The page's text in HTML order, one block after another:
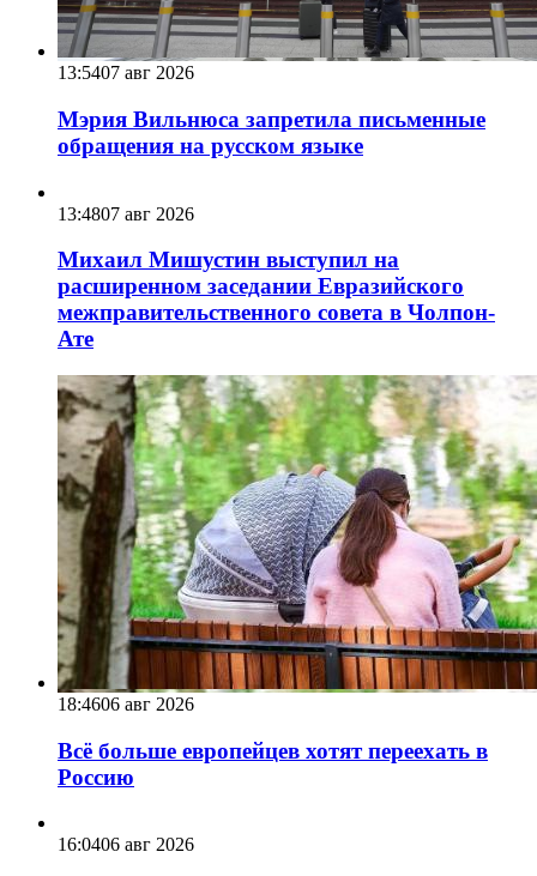
13:5407 авг 2026
Мэрия Вильнюса запретила письменные
обращения на русском языке
13:4807 авг 2026
Михаил Мишустин выступил на
расширенном заседании Евразийского
межправительственного совета в Чолпон-
Ате
18:4606 авг 2026
Всё больше европейцев хотят переехать в
Россию
16:0406 авг 2026